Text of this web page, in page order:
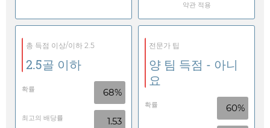
약관 적용
총 득점 이상/이하 2.5
2.5골 이하
확률 68%
최고의 배당률 1.53
전문가 팁
양 팀 득점 - 아니
요
확률 60%